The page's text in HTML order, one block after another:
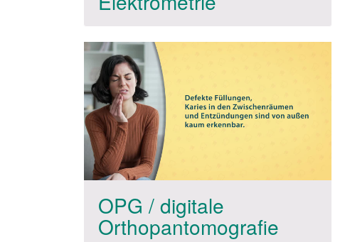
OPG / digitale
Orthopantomografie